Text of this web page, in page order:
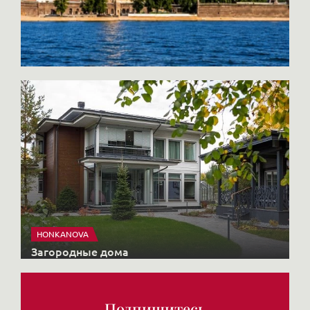
через Госуслуги можно удалённо
подписать агентский и предварительный
договоры, а обеспечительный платёж
оплатить онлайн.
HONKANOVA
Загородные дома